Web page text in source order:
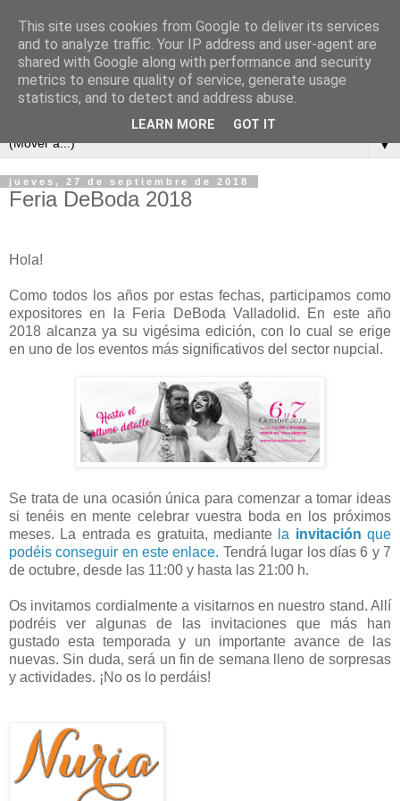
▼
jueves, 27 de septiembre de 2018
Feria DeBoda 2018
Hola!
Como todos los años por estas fechas, participamos como
expositores en la Feria DeBoda Valladolid. En este año
2018 alcanza ya su vigésima edición, con lo cual se erige
en uno de los eventos más significativos del sector nupcial.
Se trata de una ocasión única para comenzar a tomar ideas
si tenéis en mente celebrar vuestra boda en los próximos
meses. La entrada es gratuita, mediante la invitación que
podéis conseguir en este enlace. Tendrá lugar los días 6 y 7
de octubre, desde las 11:00 y hasta las 21:00 h.
Os invitamos cordialmente a visitarnos en nuestro stand. Allí
podréis ver algunas de las invitaciones que más han
gustado esta temporada y un importante avance de las
nuevas. Sin duda, será un fin de semana lleno de sorpresas
y actividades. ¡No os lo perdáis!
This site uses cookies from Google to deliver its services
and to analyze traffic. Your IP address and user-agent are
shared with Google along with performance and security
metrics to ensure quality of service, generate usage
statistics, and to detect and address abuse.
LEARN MORE GOT IT